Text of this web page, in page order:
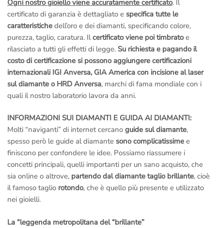
Ogni nostro gioiello viene accuratamente certificato. Il
certificato di garanzia è dettagliato e specifica tutte le
caratteristiche dell’oro e dei diamanti, specificando colore,
purezza, taglio, caratura. Ilcertificato viene poi timbratoe
rilasciato a tutti gli effetti di legge. Su richiesta e pagando il
costo di certificazione si possono aggiungere certificazioni
internazionali IGI Anversa, GIA America con incisione al laser
sul diamante o HRD Anversa, marchi di fama mondiale con i
quali il nostro laboratorio lavora da anni.
INFORMAZIONI SUI DIAMANTI E GUIDA AI DIAMANTI:
Molti “naviganti” di internet cercano guide sul diamante,
spesso però le guide al diamante sono complicatissime e
finiscono per confondere le idee. Possiamo riassumere i
concetti principali, quelli importanti per un sano acquisto, che
sia online o altrove, partendo dal diamante taglio brillante, cioè
il famoso taglio rotondo, che è quello più presente e utilizzato
nei gioielli.
La “leggenda metropolitana del “brillante”